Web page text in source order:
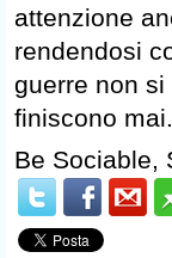
attenzione
rendendosi
guerre non
finiscono mai.
Be Sociable,